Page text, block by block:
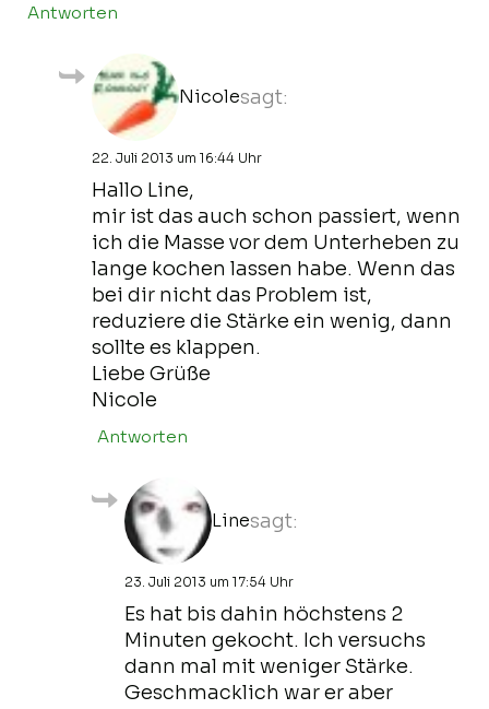
Antworten
Nicolesagt:
22. Juli 2013 um 16:44 Uhr
Hallo Line,
mir ist das auch schon passiert, wenn
ich die Masse vor dem Unterheben zu
lange kochen lassen habe. Wenn das
bei dir nicht das Problem ist,
reduziere die Stärke ein wenig, dann
sollte es klappen.
Liebe Grüße
Nicole
Antworten
Linesagt:
23. Juli 2013 um 17:54 Uhr
Es hat bis dahin höchstens 2
Minuten gekocht. Ich versuchs
dann mal mit weniger Stärke.
Geschmacklich war er aber